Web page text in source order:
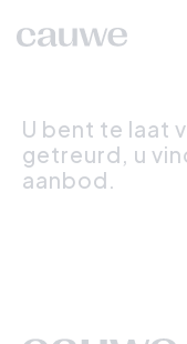
U bent te laat
getreurd, u
aanbod.